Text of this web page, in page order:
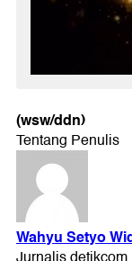
(wsw/ddn)